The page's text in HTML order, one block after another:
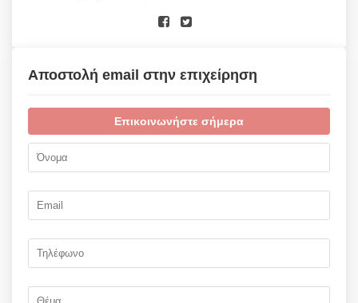
Αποστολή email στην επιχείρηση
Επικοινωνήστε σήμερα